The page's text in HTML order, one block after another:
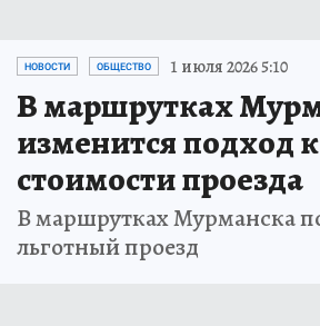
НОВОСТИ ОБЩЕСТВО 1 июля 2026 5:10
В маршрутках
изменится подход к
стоимости проезда
В маршрутках Мурманска
льготный проезд